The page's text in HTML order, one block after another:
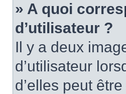
» A quoi
d’utilisateur ?
Il y a deux
d’utilisateur
d’elles peut